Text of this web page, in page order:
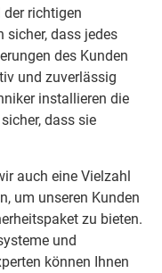
der richtigen
sicher, dass jedes
des Kunden
und zuverlässig
installieren die
dass sie
auch eine Vielzahl
um unseren Kunden
zu bieten.
und
können Ihnen